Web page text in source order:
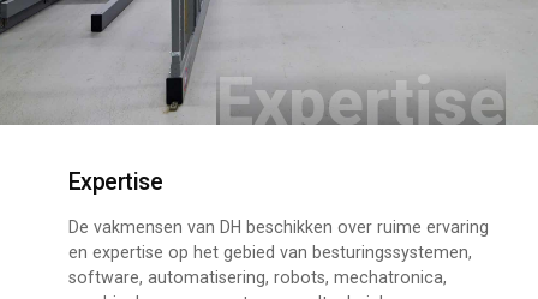
Expertise
Expertise
De vakmensen van DH beschikken over ruime ervaring
en expertise op het gebied van besturingssystemen,
software, automatisering, robots, mechatronica,